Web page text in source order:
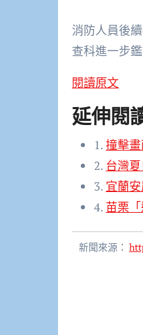
消防人員後
查科進一步
閱讀原文
延伸閱
1.撞擊
2. 台灣
3. 宜蘭
4. 苗栗
新聞來源：